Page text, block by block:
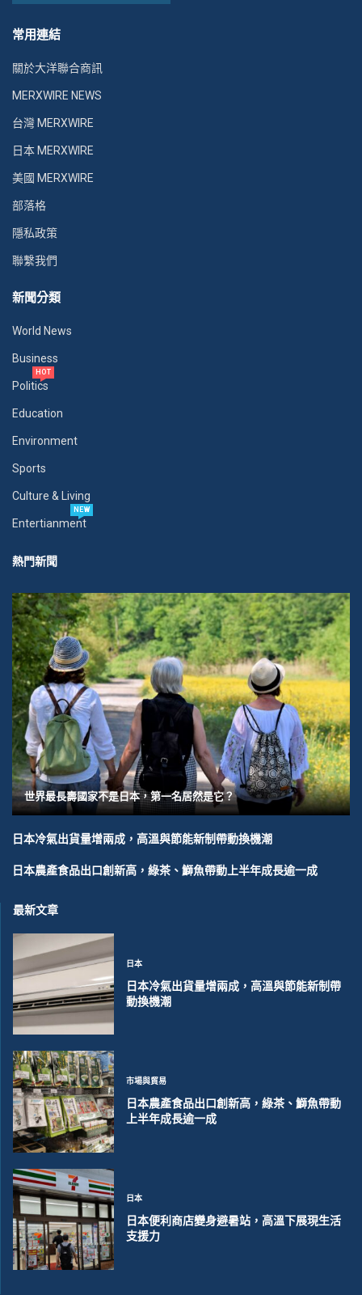
常用連結
關於大洋聯合商訊
MERXWIRE NEWS
台灣 MERXWIRE
日本 MERXWIRE
美國 MERXWIRE
部落格
隱私政策
聯繫我們
新聞分類
World News
Business
Politics
HOT
Education
Environment
Sports
Culture & Living
Entertianment
NEW
熱門新聞
世界最長壽國家不是日本，第一名居然是它？
日本冷氣出貨量增兩成，高溫與節能新制帶動換機潮
日本農產食品出口創新高，綠茶、鰤魚帶動上半年成長逾一成
最新文章
日本
日本冷氣出貨量增兩成，高溫與節能新制帶
動換機潮
市場與貿易
日本農產食品出口創新高，綠茶、鰤魚帶動
上半年成長逾一成
日本
日本便利商店變身避暑站，高溫下展現生活
支援力